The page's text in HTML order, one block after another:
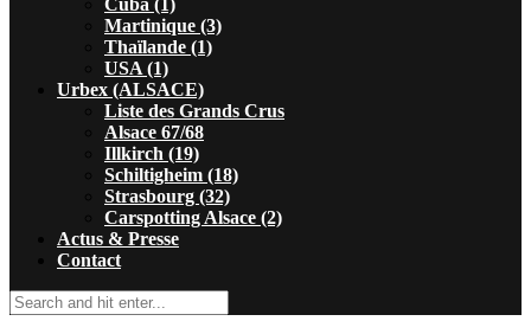
Cuba (1)
Martinique (3)
Thaïlande (1)
USA (1)
Urbex (ALSACE)
Liste des Grands Crus
Alsace 67/68
Illkirch (19)
Schiltigheim (18)
Strasbourg (32)
Carspotting Alsace (2)
Actus & Presse
Contact